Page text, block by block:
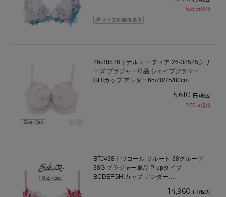
535pt獲得
26-38526｜ナルエー ティア 26-38525シリ
ーズ ブラジャー単品 シェイプグラマー
GHIカップ アンダー65/70/75/80cm
5,610 円 (税込)
255pt獲得
BTJ438｜ワコール サルート 38グループ
38G ブラジャー単品 P-upタイプ
BCDEFGHIカップ アンダー
14,960 円 (税込)